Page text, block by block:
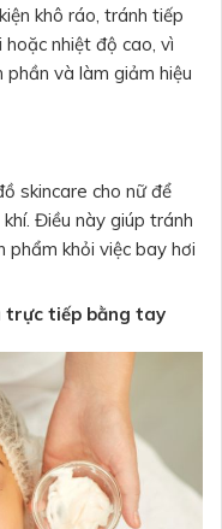
khô ráo, tránh tiếp
nhiệt độ cao, vì
và làm giảm hiệu
skincare cho nữ để
Điều này giúp tránh
phẩm khỏi việc bay hơi
trực tiếp bằng tay